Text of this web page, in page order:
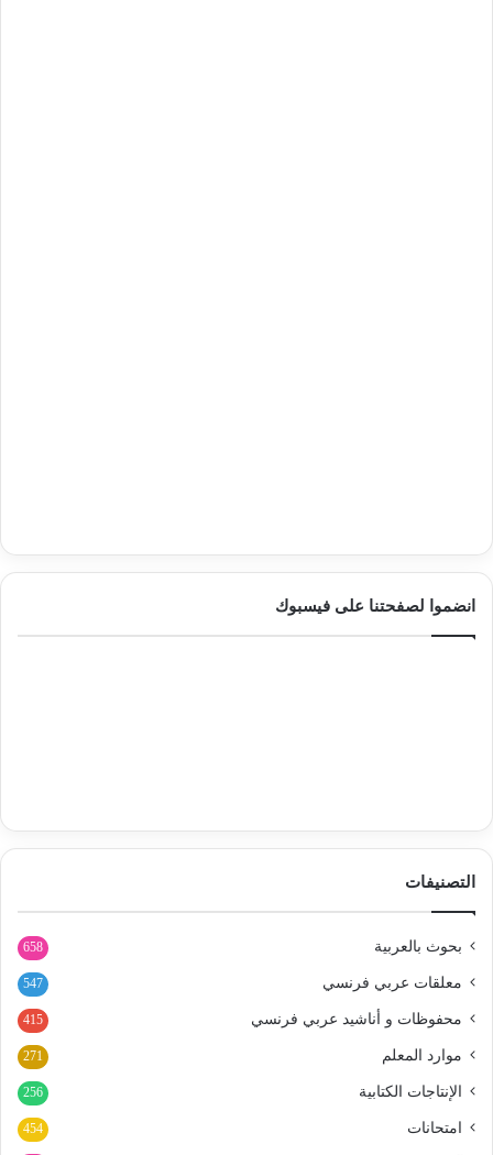
انضموا لصفحتنا على فيسبوك
التصنيفات
بحوث بالعربية 658
معلقات عربي فرنسي 547
محفوظات و أناشيد عربي فرنسي 415
موارد المعلم 271
الإنتاجات الكتابية 256
امتحانات 454